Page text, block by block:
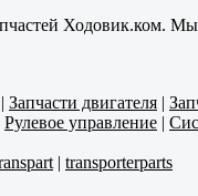
Ходовик.ком.
| Запчасти двигателя |
Рулевое управление |
| transporterparts